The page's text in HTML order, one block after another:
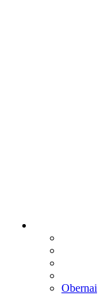
Obernai